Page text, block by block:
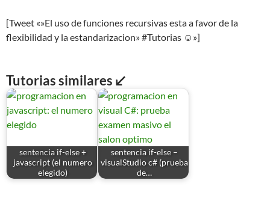
[Tweet «»El uso de funciones recursivas esta a favor de la
flexibilidad y la estandarizacion» #Tutorias ☺»]
Tutorias similares ↙
sentencia if-else +
javascript (el numero
elegido)
sentencia if-else –
visualStudio c# (prueba
de…